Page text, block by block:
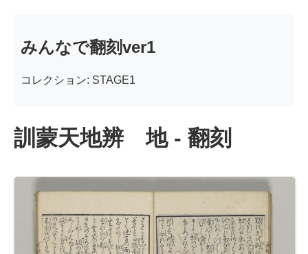
みんなで翻刻ver1
コレクション: STAGE1
訓蒙天地辨 地 - 翻刻